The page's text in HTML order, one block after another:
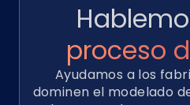
proceso
Ayudamos a los
dominen el modelado